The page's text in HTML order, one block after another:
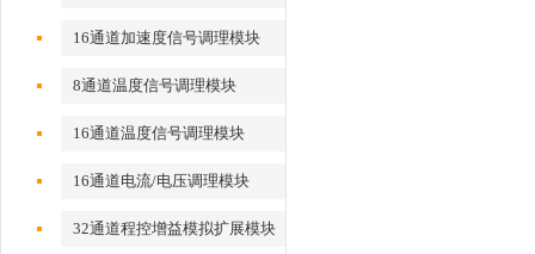
16通道加速度信号调理模块
8通道温度信号调理模块
16通道温度信号调理模块
16通道电流/电压调理模块
32通道程控增益模拟扩展模块